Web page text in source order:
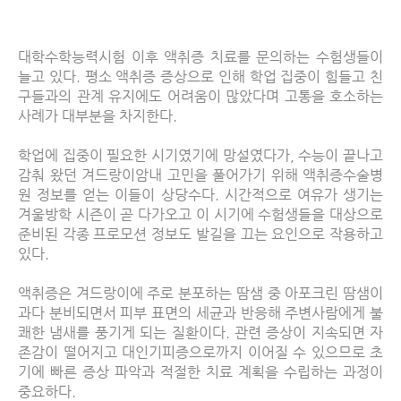
대학수학능력시험 이후 액취증 치료를 문의하는 수험생들이
늘고 있다. 평소 액취증 증상으로 인해 학업 집중이 힘들고 친
구들과의 관계 유지에도 어려움이 많았다며 고통을 호소하는
사례가 대부분을 차지한다
학업에 집중이 필요한 시기였기에 망설였다가,수능이 끝나고
감춰 왔던 겨드랑이암내 고민을 풀어가기 위해 액취증수술병
원 정보를 얻는 이들이 상당수다. 시간적으로 여유가 생기는
겨울방학 시즌이 곧 다가오고 이 시기에 수험생들을 대상으로
준비된 각종 프로모션 정보도 발길을 끄는 요인으로 작용하고
있다
액취증은 겨드랑이에 주로 분포하는 땀샘 중 아포크린 땀샘이
과다 분비되면서 피부 표면의 세균과 반응해 주변사람에게 불
쾌한 냄새를 풍기게 되는 질환이다. 관련 증상이 지속되면 자
존감이 떨어지고 대인기피증으로까지 이어질 수 있으므로 초
기에 빠른 증상 파악과 적절한 치료 계획을 수립하는 과정이
중요하다